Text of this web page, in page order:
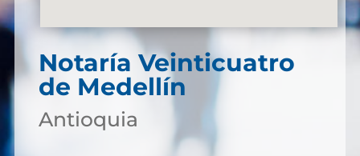
Notaría Veinticuatro
de Medellín
Antioquia